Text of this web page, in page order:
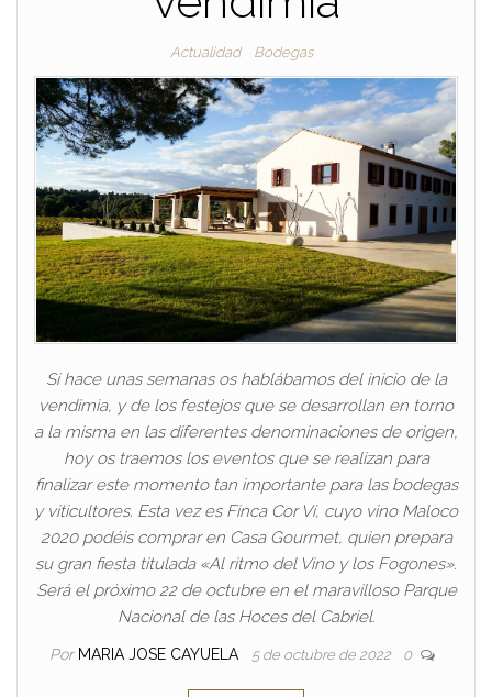
Actualidad Bodegas
Si hace unas semanas os hablábamos del inicio de la
vendimia, y de los festejos que se desarrollan en torno
a la misma en las diferentes denominaciones de origen,
hoy os traemos los eventos que se realizan para
finalizar este momento tan importante para las bodegas
y viticultores. Esta vez es Finca Cor Ví, cuyo vino Maloco
2020 podéis comprar en Casa Gourmet, quien prepara
su gran fiesta titulada «Al ritmo del Vino y los Fogones».
Será el próximo 22 de octubre en el maravilloso Parque
Nacional de las Hoces del Cabriel.
Por MARIA JOSE CAYUELA 5 de octubre de 2022 0